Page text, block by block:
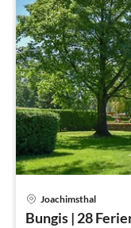
Joachimsthal
Bungis | 28